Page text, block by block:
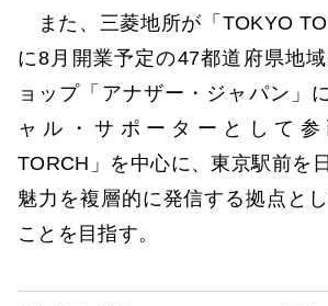
また、三菱地所が「TOKYO
に8月開業予定の47都道府県地
ョップ「アナザー・ジャパン」
ャル・サポーターとして参
TORCH」を中心に、東京駅前を
魅力を複層的に発信する拠点と
ことを目指す。